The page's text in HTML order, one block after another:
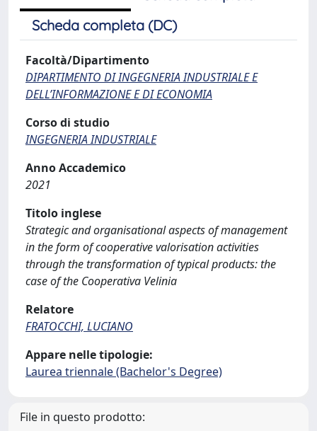
Scheda completa (DC)
Facoltà/Dipartimento
DIPARTIMENTO DI INGEGNERIA INDUSTRIALE E
DELL’INFORMAZIONE E DI ECONOMIA
Corso di studio
INGEGNERIA INDUSTRIALE
Anno Accademico
2021
Titolo inglese
Strategic and organisational aspects of management
in the form of cooperative valorisation activities
through the transformation of typical products: the
case of the Cooperativa Velinia
Relatore
FRATOCCHI, LUCIANO
Appare nelle tipologie:
Laurea triennale (Bachelor's Degree)
File in questo prodotto: